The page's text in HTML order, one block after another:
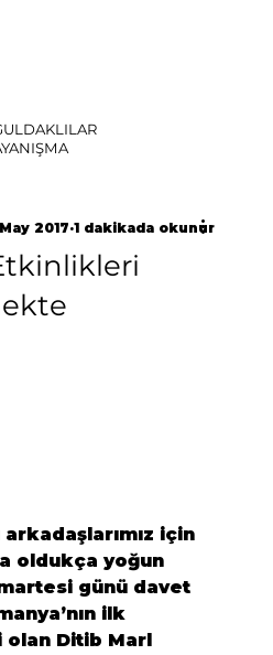
2017 1 dakikada okunur
için
oldukça yoğun
günü davet
ilk
olan Ditib Marl